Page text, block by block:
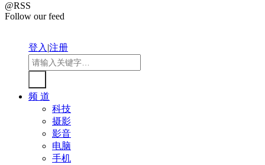
@RSS
Follow our feed
登入|注册
频 道
科技
摄影
影音
电脑
手机